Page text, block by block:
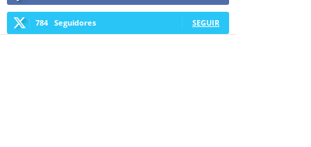
784 Seguidores SEGUIR